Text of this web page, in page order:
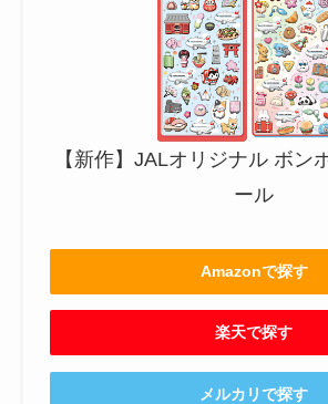
【新作】JALオリジナル ボン
ール
Amazonで探す
楽天で探す
メルカリで探す